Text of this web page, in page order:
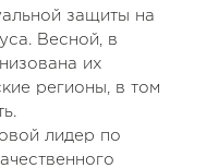
защиты на
Весной, в
их
регионы, в том
лидер по